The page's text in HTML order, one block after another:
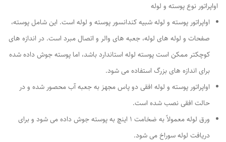
اواپراتور نوع پوسته و لوله
اواپراتور پوسته و لوله شبیه کندانسور پوسته و لوله است. این شامل پوسته،
صفحات و لوله های لوله، جعبه های والر و اتصال مبرد است. در اندازه های
کوچکتر ممکن است پوسته لوله استاندارد باشد، اما پوسته جوش داده شده
برای اندازه های بزرگ استفاده می شود.
اواپراتور پوسته و لوله افقی دو پاس مجهز به جعبه آب محصور شده و در
حالت افقی نصب شده است.
ورق لوله معمولاً به ضخامت 1 اینچ به پوسته جوش داده می شود و برای
دریافت لوله سوراخ می شود.